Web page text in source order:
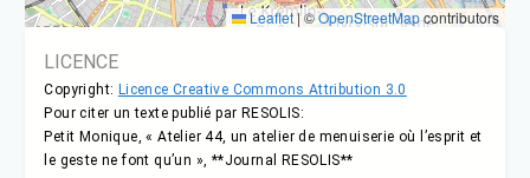
Leaflet |©OpenStreetMapcontributors
LICENCE
Copyright: Licence Creative Commons Attribution 3.0
Pour citer un texte publié par RESOLIS:
Petit Monique, « Atelier 44, un atelier de menuiserie où l’esprit et
le geste ne font qu’un », **Journal RESOLIS**